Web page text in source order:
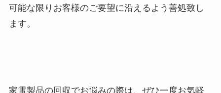
可能な限りお客様のご要望に沿えるよう善処致し
ます。
家電製品の回収でお悩みの際は、ぜひ一度お気軽